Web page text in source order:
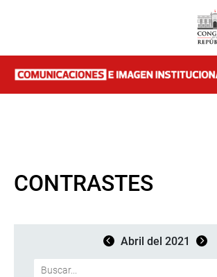
CONTRASTES
Abril del 2021